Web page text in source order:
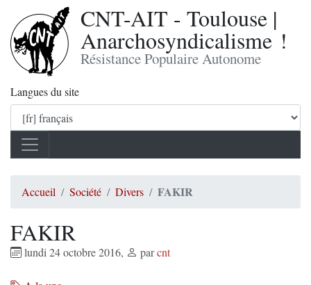
CNT-AIT - Toulouse |
Anarchosyndicalisme !
Résistance Populaire Autonome
Langues du site
Accueil Société Divers FAKIR
FAKIR
lundi 24 octobre 2016, parcnt